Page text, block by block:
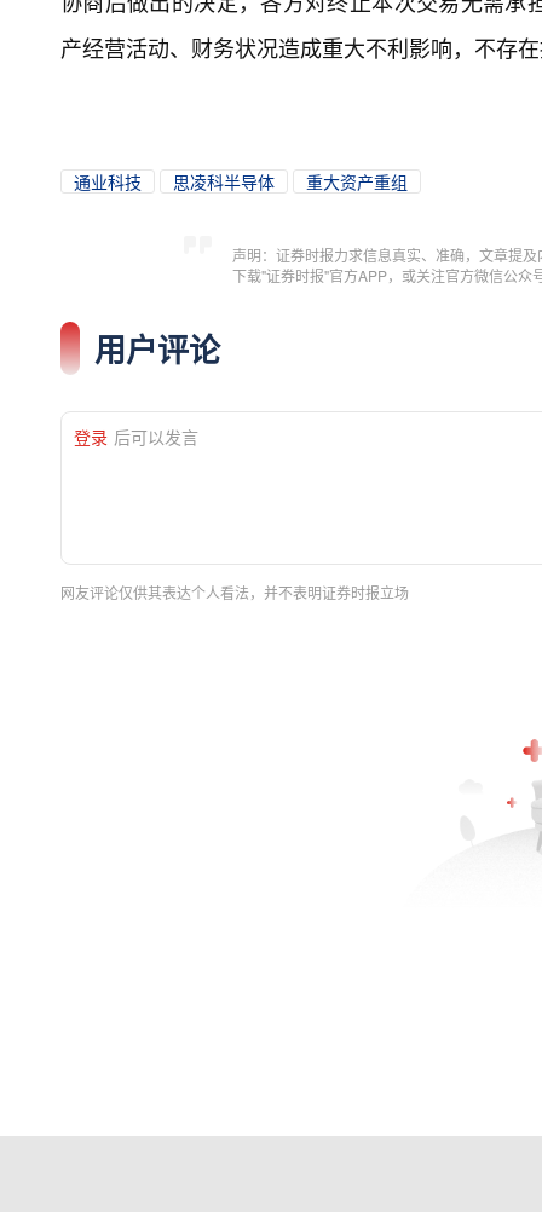
产经营活动、财务状况造成重大不利影响，不存
通业科技 思凌科半导体 重大资产重组
声明：证券时报力求信息真实、准确，文章提
下载"证券时报"官方APP，或关注官方微信公
用户评论
登录 后可以发言
网友评论仅供其表达个人看法，并不表明证券时报立场